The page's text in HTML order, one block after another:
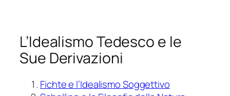
L’Idealismo Tedesco e le
Sue Derivazioni
Fichte e l’Idealismo Soggettivo